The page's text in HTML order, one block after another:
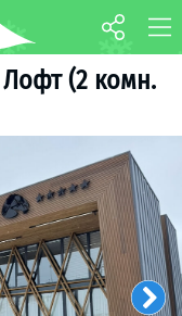
(2 комн.
КАРТА